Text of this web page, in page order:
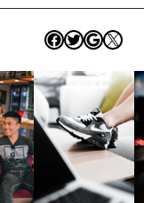
Facebook
Twitter
Google
X